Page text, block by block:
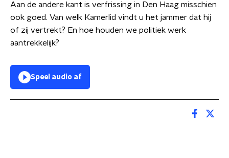
Aan de andere kant is verfrissing in Den Haag misschien
ook goed. Van welk Kamerlid vindt u het jammer dat hij
of zij vertrekt? En hoe houden we politiek werk
aantrekkelijk?
Speel audio af